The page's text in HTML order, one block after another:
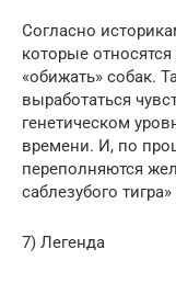
Согласно
которые
«обижать» собак.
выработаться
генетическом
времени. И, по
переполняются
саблезубого
7) Легенда